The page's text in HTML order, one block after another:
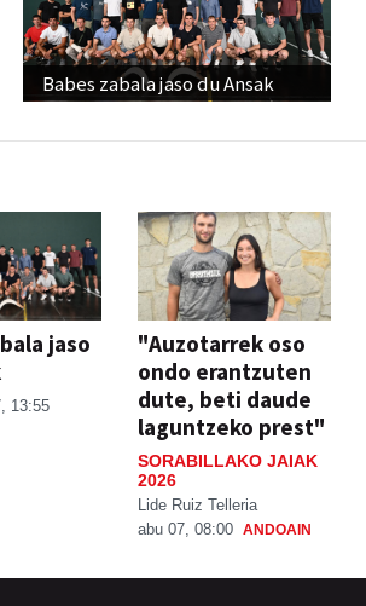
Babes zabala jaso du Ansak
jaso
13:55
"Auzotarrek oso
ondo erantzuten
dute, beti daude
laguntzeko prest"
SORABILLAKO JAIAK
2026
Lide Ruiz Telleria
abu 07, 08:00 ANDOAIN